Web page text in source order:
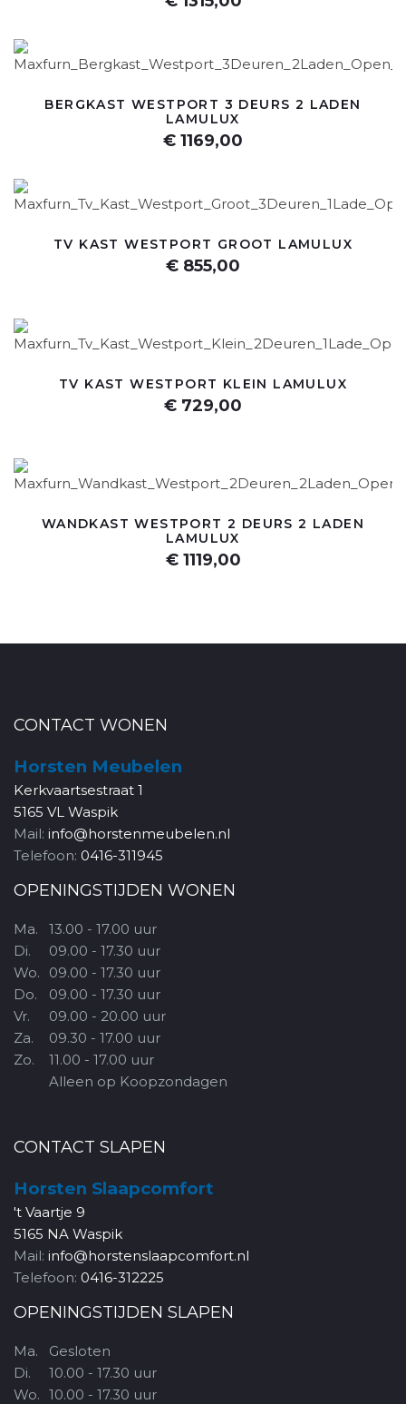
BERGKAST WESTPORT 3 DEURS 2 LADEN
LAMULUX
€ 1169,00
TV KAST WESTPORT GROOT LAMULUX
€ 855,00
TV KAST WESTPORT KLEIN LAMULUX
€ 729,00
WANDKAST WESTPORT 2 DEURS 2 LADEN
LAMULUX
€ 1119,00
CONTACT WONEN
Horsten Meubelen
Kerkvaartsestraat 1
5165 VL Waspik
Mail: info@horstenmeubelen.nl
Telefoon: 0416-311945
OPENINGSTIJDEN WONEN
Ma.
Di.
Wo.
Do.
Vr.
Za.
Zo.
13.00 - 17.00 uur
09.00 - 17.30 uur
09.00 - 17.30 uur
09.00 - 17.30 uur
09.00 - 20.00 uur
09.30 - 17.00 uur
11.00 - 17.00 uur
Alleen op Koopzondagen
CONTACT SLAPEN
Horsten Slaapcomfort
't Vaartje 9
5165 NA Waspik
Mail: info@horstenslaapcomfort.nl
Telefoon: 0416-312225
OPENINGSTIJDEN SLAPEN
Ma.
Di.
Wo.
Gesloten
10.00 - 17.30 uur
10.00 - 17.30 uur